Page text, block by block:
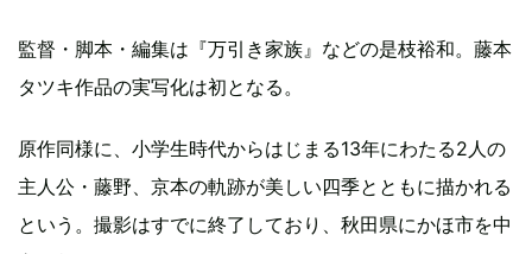
監督・脚本・編集は『万引き家族』などの是枝裕和。藤本
タツキ作品の実写化は初となる。
原作同様に、小学生時代からはじまる13年にわたる2人の
主人公・藤野、京本の軌跡が美しい四季とともに描かれる
という。撮影はすでに終了しており、秋田県にかほ市を中